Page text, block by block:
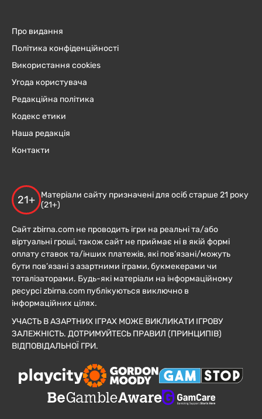
Про видання
Політика конфіденційності
Використання cookies
Угода користувача
Редакційна політика
Кодекс етики
Наша редакція
Контакти
21+
Матеріали сайту призначені для осіб старше 21 року
(21+)
Сайт zbirna.com не проводить ігри на реальні та/або
віртуальні гроші, також сайт не приймає ні в якій формі
оплату ставок та/інших платежів, які пов’язані/можуть
бути пов’язані з азартними іграми, букмекерами чи
тоталізаторами. Будь-які матеріали на інформаційному
ресурсі zbirna.com публікуються виключно в
інформаційних цілях.
УЧАСТЬ В АЗАРТНИХ ІГРАХ МОЖЕ ВИКЛИКАТИ ІГРОВУ
ЗАЛЕЖНІСТЬ. ДОТРИМУЙТЕСЬ ПРАВИЛ (ПРИНЦИПІВ)
ВІДПОВІДАЛЬНОЇ ГРИ.